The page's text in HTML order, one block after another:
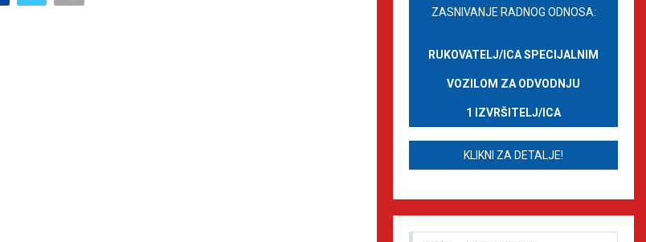
ZASNIVANJE RADNOG ODNOSA:
RUKOVATELJ/ICA SPECIJALNIM
VOZILOM ZA ODVODNJU
1 IZVRŠITELJ/ICA
KLIKNI ZA DETALJE!